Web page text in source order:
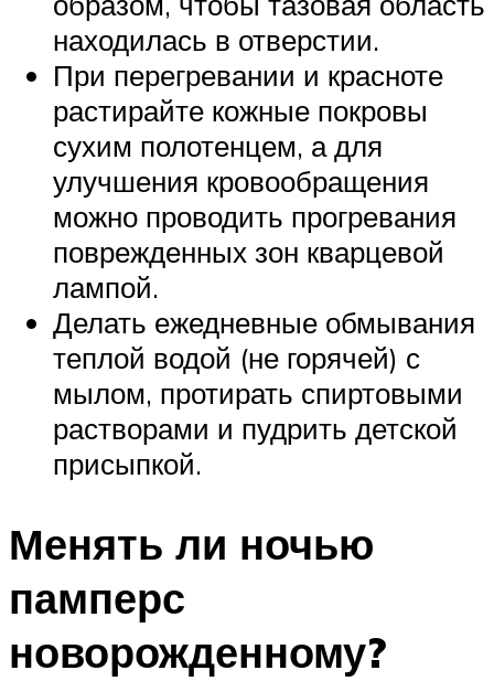
находилась в отверстии.
При перегревании и красноте
растирайте кожные покровы
сухим полотенцем, а для
улучшения кровообращения
можно проводить прогревания
поврежденных зон кварцевой
лампой.
Делать ежедневные обмывания
теплой водой (не горячей) с
мылом, протирать спиртовыми
растворами и пудрить детской
присыпкой.
Менять ли ночью
памперс
новорожденному?